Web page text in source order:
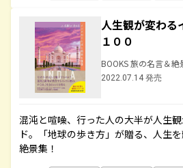
人生観が変わる
１００
BOOKS 旅の名言＆絶
2022.07.14 発売
混沌と喧噪、行った人の大半が人生
ド。「地球の歩き方」が贈る、人生
絶景集！